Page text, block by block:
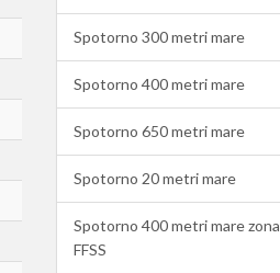
Spotorno 300 metri mare
Spotorno 400 metri mare
Spotorno 650 metri mare
Spotorno 20 metri mare
Spotorno 400 metri mare zona
FFSS